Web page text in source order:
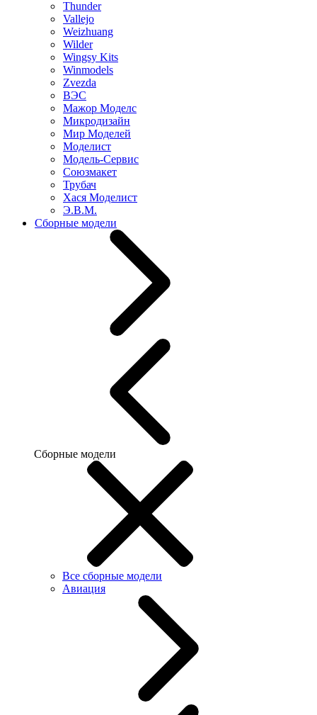
Thunder
Vallejo
Weizhuang
Wilder
Wingsy Kits
Winmodels
Zvezda
ВЭС
Мажор Моделс
Микродизайн
Мир Моделей
Моделист
Модель-Сервис
Союзмакет
Трубач
Хася Моделист
Э.В.М.
Сборные модели
Сборные модели
Все сборные модели
Авиация